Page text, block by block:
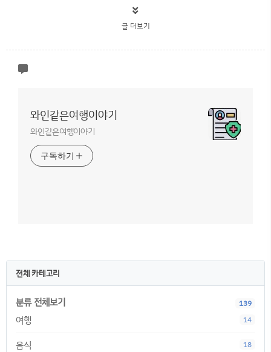
글 더보기
와인같은여행이야기
와인같은여행이야기
구독하기
전체 카테고리
분류 전체보기 139
여행 14
음식 18